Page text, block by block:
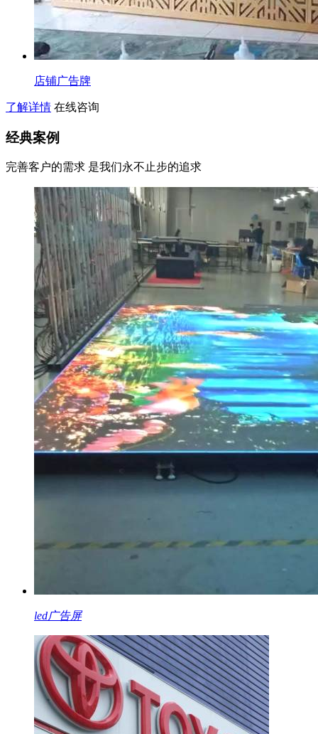
店铺广告牌
了解详情 在线咨询
经典案例
完善客户的需求 是我们永不止步的追求
led广告屏